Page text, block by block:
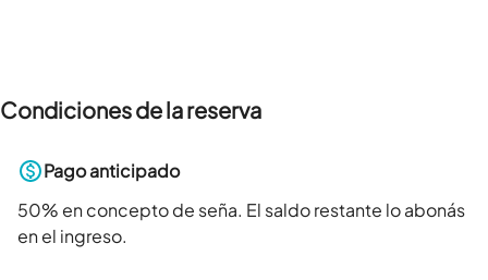
Condiciones de la reserva
Pago anticipado
50% en concepto de seña. El saldo restante lo abonás
en el ingreso.